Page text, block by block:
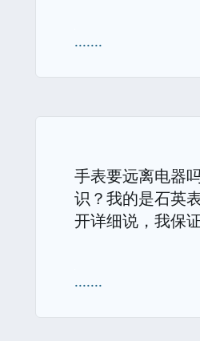
.......
手表要远离电器
识？我的是石英
开详细说，我保
.......